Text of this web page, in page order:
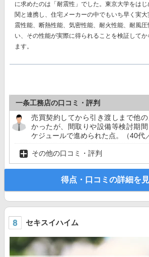
に求めたのは「耐震性」でした。東京大学をは
関と連携し、住宅メーカーの中でもいち早く実
震性能、断熱性能、気密性能、耐火性能、耐風
い、その性能が実際に得られることを検証して
ます。
一条工務店の口コミ・評判
売買契約してから引き渡しまで他
かったが、間取りや設備等検討期
ケジュールで進められた点。（40代
その他の口コミ・評判
得点・口コミの詳細を
セキスイハイム